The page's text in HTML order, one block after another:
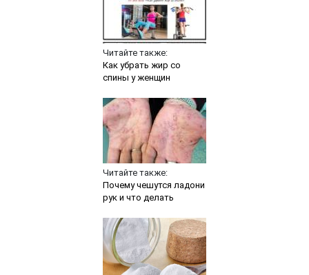
Читайте также:
Как убрать жир со
спины у женщин
Читайте также:
Почему чешутся ладони
рук и что делать